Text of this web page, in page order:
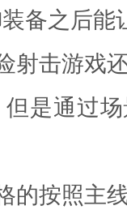
备之后能
射击游戏
是通过
的按照主